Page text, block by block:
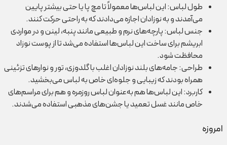
طول لباس: این لباس‌ها معمولاً تا مچ پا یا حتی بیشتر پایین
می‌آمدند و به نوزادان اجازه می‌دادند که به راحتی حرکت کنند.
جنس لباس: پارچه‌های نرم و طبیعی مانند پنبه، لینن و در مواردی
ابریشم برای ساخت این لباس‌ها استفاده می‌شد تا از پوست نوزاد
محافظت شود.
طراحی: جامه‌های بلند نوزادان اغلب با گلدوزی، تور و نوارهای تزئینی
همراه بودند که زیبایی و جلوه‌ای خاص به لباس می‌بخشید.
کاربرد: این لباس‌ها هم به‌عنوان لباس روزمره و هم برای مراسم‌های
خاص مانند غسل تعمید یا جشن‌های مذهبی استفاده می‌شدند.
امروزه